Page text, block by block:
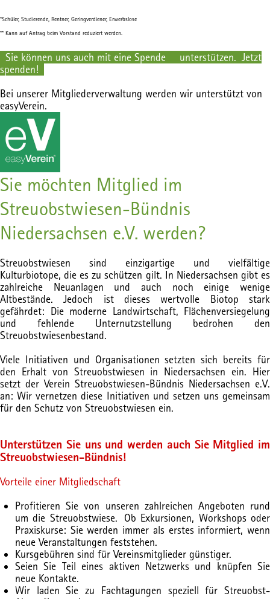
*Schüler, Studierende, Rentner, Geringverdiener, Erwerbslose
** Kann auf Antrag beim Vorstand reduziert werden.
Sie können uns auch mit eine Spende unterstützen. Jetzt
spenden!
Bei unserer Mitgliederverwaltung werden wir unterstützt von
easyVerein.
Sie möchten Mitglied im
Streuobstwiesen-Bündnis
Niedersachsen e.V. werden?
Streuobstwiesen sind einzigartige und vielfältige
Kulturbiotope, die es zu schützen gilt. In Niedersachsen gibt es
zahlreiche Neuanlagen und auch noch einige wenige
Altbestände. Jedoch ist dieses wertvolle Biotop stark
gefährdet: Die moderne Landwirtschaft, Flächenversiegelung
und fehlende Unternutzstellung bedrohen den
Streuobstwiesenbestand.
Viele Initiativen und Organisationen setzten sich bereits für
den Erhalt von Streuobstwiesen in Niedersachsen ein. Hier
setzt der Verein Streuobstwiesen-Bündnis Niedersachsen e.V.
an: Wir vernetzen diese Initiativen und setzen uns gemeinsam
für den Schutz von Streuobstwiesen ein.
Unterstützen Sie uns und werden auch Sie Mitglied im
Streuobstwiesen-Bündnis!
Vorteile einer Mitgliedschaft
Profitieren Sie von unseren zahlreichen Angeboten rund
um die Streuobstwiese. Ob Exkursionen, Workshops oder
Praxiskurse: Sie werden immer als erstes informiert, wenn
neue Veranstaltungen feststehen.
Kursgebühren sind für Vereinsmitglieder günstiger.
Seien Sie Teil eines aktiven Netzwerks und knüpfen Sie
neue Kontakte.
Wir laden Sie zu Fachtagungen speziell für Streuobst-